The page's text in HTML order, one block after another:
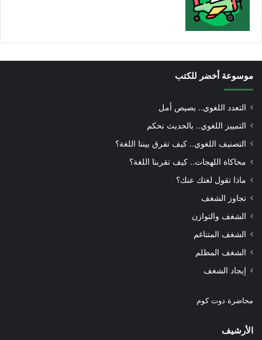
موسوعة أخضر للكتب
التعدد اللغوي.. بصيص أمل
التمييز اللغوي.. بالحديث نحكم
التصنيف اللغوي.. كيف تفرق بيننا اللغة؟
محاكاة اللهجات.. كيف تقربنا اللغة؟
ماذا تقول لغتك عنك؟
تجاوز الشغف
الشغف والتوازن
الشغف المتناغم
الشغف المظلم
إيجاد الشغف
محاضرة دوت كوم
الأرشيف